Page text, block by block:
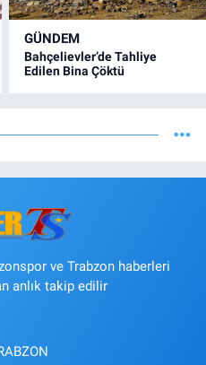
GÜNDEM
Bahçelievler’de Tahliye
Edilen Bina Çöktü
ve Trabzon haberleri
anlık takip edilir